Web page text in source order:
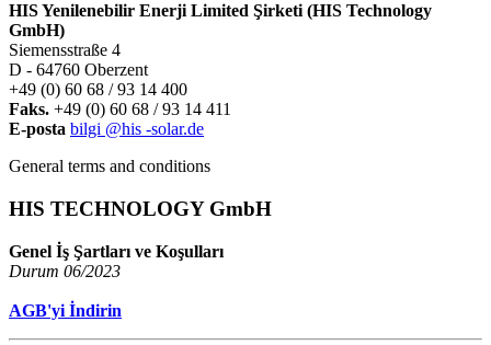
HIS Yenilenebilir Enerji Limited Şirketi (HIS Technology
GmbH)
Siemensstraße 4
D - 64760 Oberzent
+49 (0) 60 68 / 93 14 400
Faks. +49 (0) 60 68 / 93 14 411
E-posta bilgi @his -solar.de
General terms and conditions
HIS TECHNOLOGY GmbH
Genel İş Şartları ve Koşulları
Durum 06/2023
AGB'yi İndirin